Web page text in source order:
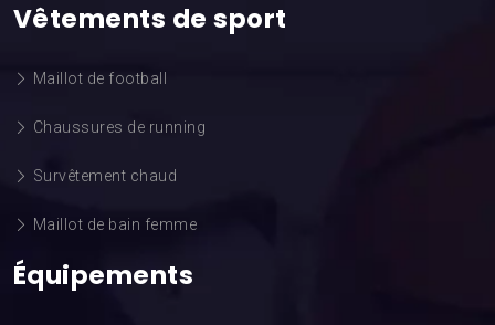
Vêtements de sport
Maillot de football
Chaussures de running
Survêtement chaud
Maillot de bain femme
Équipements